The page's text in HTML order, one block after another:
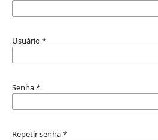
Usuário *
Senha *
Repetir senha *